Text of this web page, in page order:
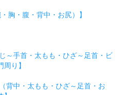
胸・腹・背中・お尻）】
～手首・太もも・ひざ～足首・ビ
り】
背中・太もも・ひざ～足首・お